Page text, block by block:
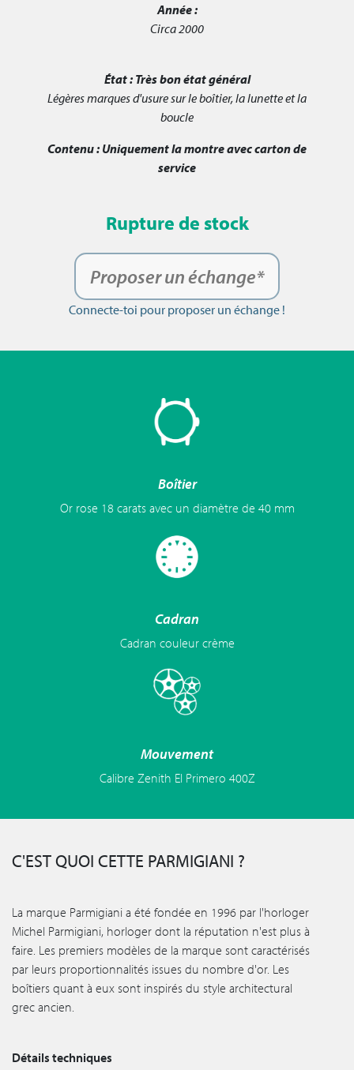
Année :
Circa 2000
État : Très bon état général
Légères marques d'usure sur le boîtier, la lunette et la
boucle
Contenu : Uniquement la montre avec carton de
service
Rupture de stock
Proposer un échange*
Connecte-toi pour proposer un échange !
Boîtier
Or rose 18 carats avec un diamètre de 40 mm
Cadran
Cadran couleur crème
Mouvement
Calibre Zenith El Primero 400Z
C'EST QUOI CETTE PARMIGIANI ?
La marque Parmigiani a été fondée en 1996 par l'horloger
Michel Parmigiani, horloger dont la réputation n'est plus à
faire. Les premiers modèles de la marque sont caractérisés
par leurs proportionnalités issues du nombre d'or. Les
boîtiers quant à eux sont inspirés du style architectural
grec ancien.
Détails techniques